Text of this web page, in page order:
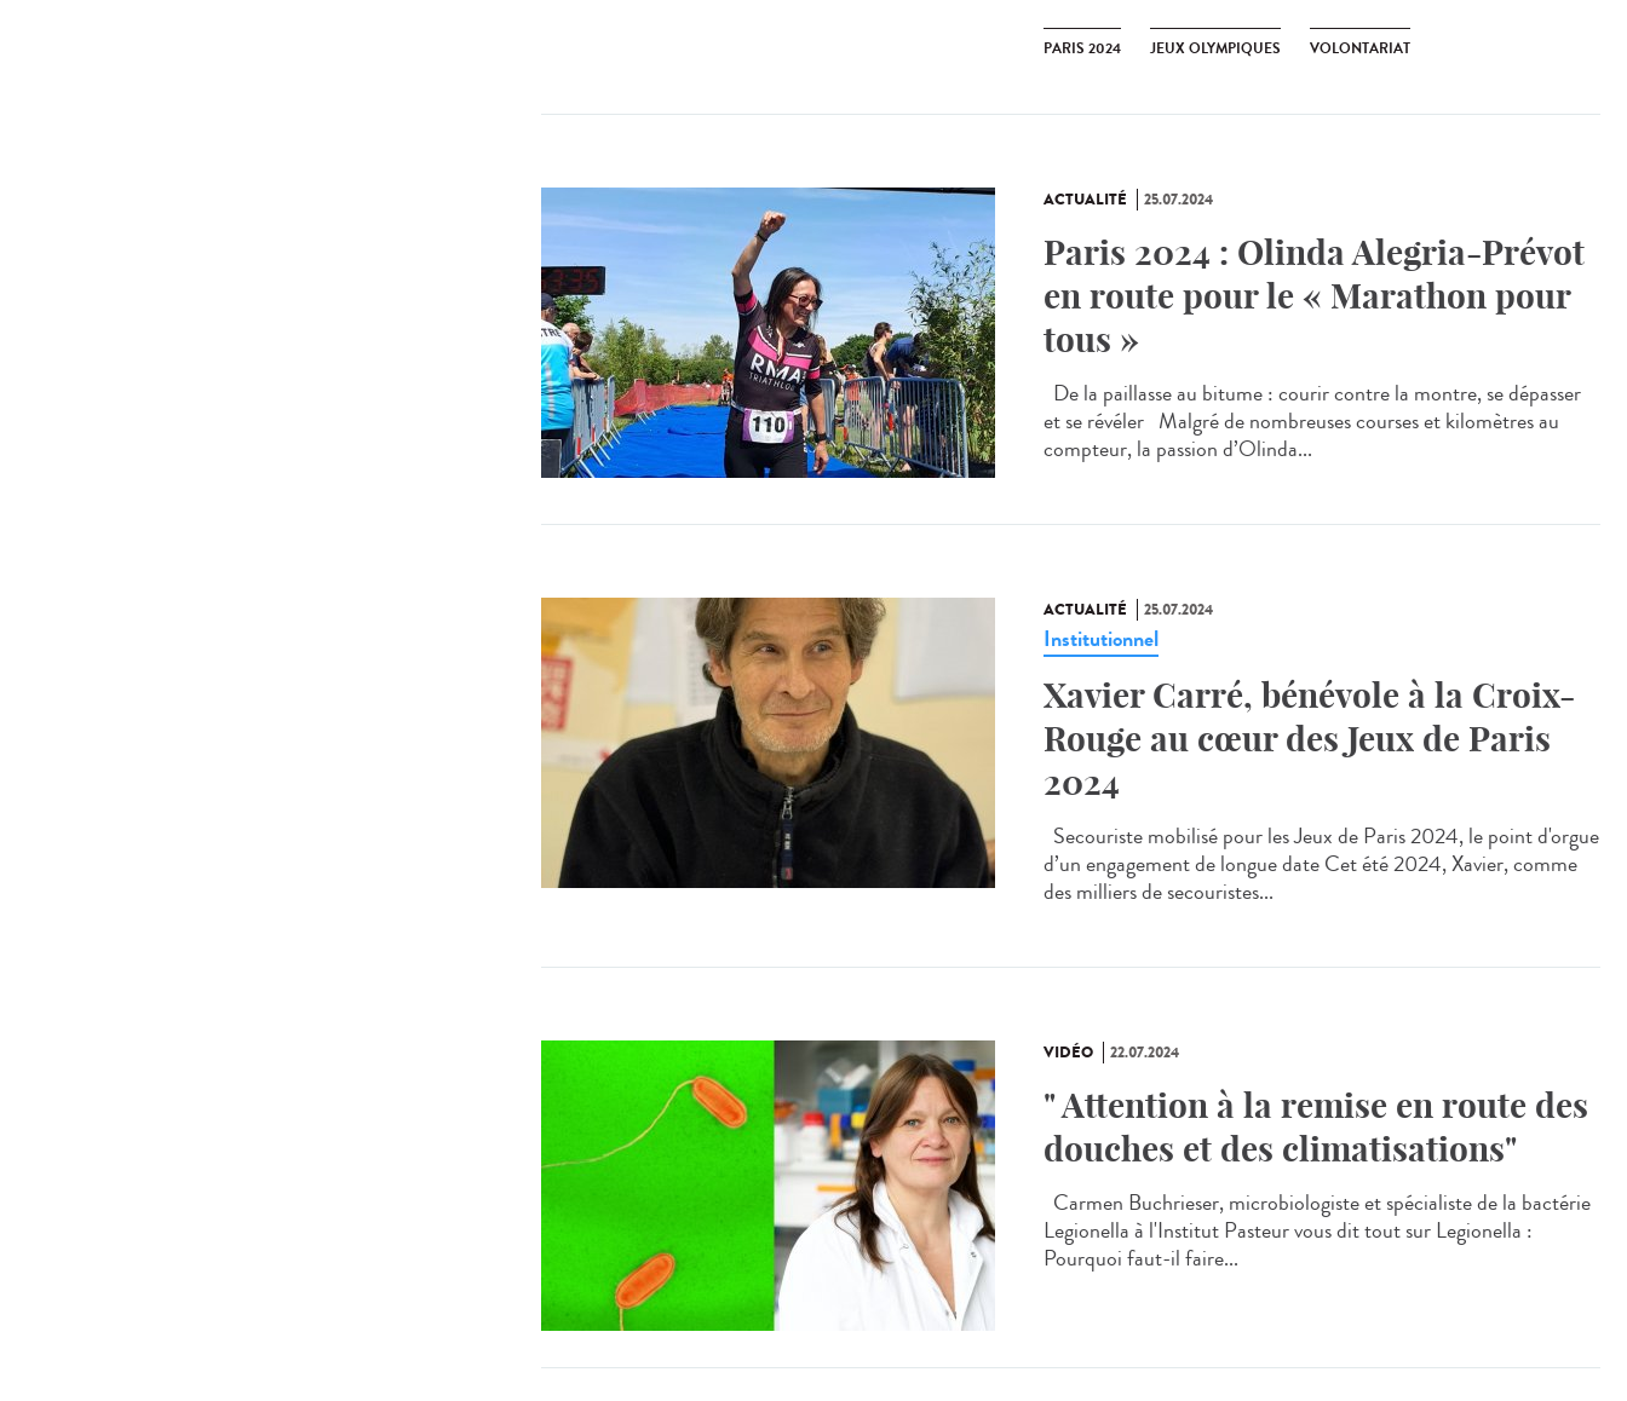
PARIS 2024 JEUX OLYMPIQUES VOLONTARIAT
ACTUALITÉ 25.07.2024
Paris 2024 : Olinda Alegria-Prévot
en route pour le « Marathon pour
tous »
De la paillasse au bitume : courir contre la montre, se dépasser
et se révéler Malgré de nombreuses courses et kilomètres au
compteur, la passion d’Olinda...
ACTUALITÉ 25.07.2024
Institutionnel
Xavier Carré, bénévole à la Croix-
Rouge au cœur des Jeux de Paris
2024
Secouriste mobilisé pour les Jeux de Paris 2024, le point d'orgue
d’un engagement de longue date Cet été 2024, Xavier, comme
des milliers de secouristes...
VIDÉO 22.07.2024
" Attention à la remise en route des
douches et des climatisations"
Carmen Buchrieser, microbiologiste et spécialiste de la bactérie
Legionella à l'Institut Pasteur vous dit tout sur Legionella :
Pourquoi faut-il faire...